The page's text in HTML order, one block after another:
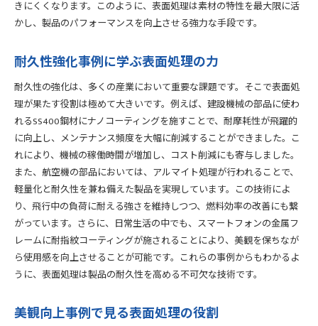
きにくくなります。このように、表面処理は素材の特性を最大限に活
かし、製品のパフォーマンスを向上させる強力な手段です。
耐久性強化事例に学ぶ表面処理の力
耐久性の強化は、多くの産業において重要な課題です。そこで表面処
理が果たす役割は極めて大きいです。例えば、建設機械の部品に使わ
れるSS400鋼材にナノコーティングを施すことで、耐摩耗性が飛躍的
に向上し、メンテナンス頻度を大幅に削減することができました。こ
れにより、機械の稼働時間が増加し、コスト削減にも寄与しました。
また、航空機の部品においては、アルマイト処理が行われることで、
軽量化と耐久性を兼ね備えた製品を実現しています。この技術によ
り、飛行中の負荷に耐える強さを維持しつつ、燃料効率の改善にも繋
がっています。さらに、日常生活の中でも、スマートフォンの金属フ
レームに耐指紋コーティングが施されることにより、美観を保ちなが
ら使用感を向上させることが可能です。これらの事例からもわかるよ
うに、表面処理は製品の耐久性を高める不可欠な技術です。
美観向上事例で見る表面処理の役割